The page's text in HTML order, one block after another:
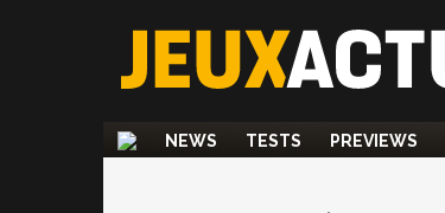
NEWS TESTS PREVIEWS